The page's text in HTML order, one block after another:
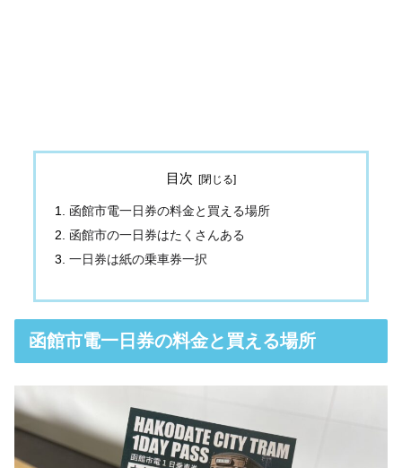
目次
函館市電一日券の料金と買える場所
函館市の一日券はたくさんある
一日券は紙の乗車券一択
函館市電一日券の料金と買える場所